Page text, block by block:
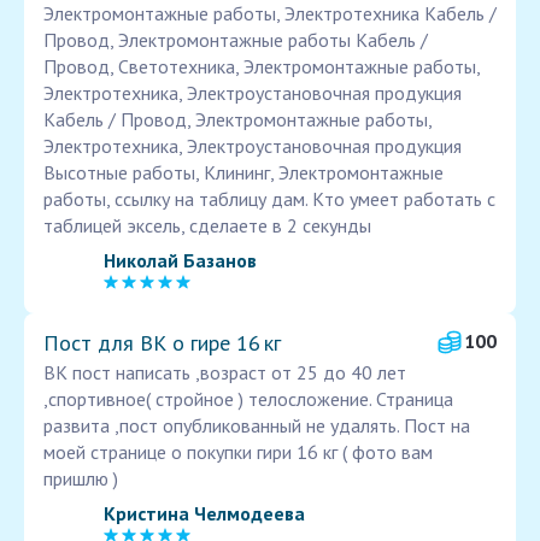
Электромонтажные работы, Электротехника Кабель /
Провод, Электромонтажные работы Кабель /
Провод, Светотехника, Электромонтажные работы,
Электротехника, Электроустановочная продукция
Кабель / Провод, Электромонтажные работы,
Электротехника, Электроустановочная продукция
Высотные работы, Клининг, Электромонтажные
работы, ссылку на таблицу дам. Кто умеет работать с
таблицей эксель, сделаете в 2 секунды
Николай Базанов
Пост для ВК о гире 16 кг
100
ВК пост написать ,возраст от 25 до 40 лет
,спортивное( стройное ) телосложение. Страница
развита ,пост опубликованный не удалять. Пост на
моей странице о покупки гири 16 кг ( фото вам
пришлю )
Кристина Челмодеева